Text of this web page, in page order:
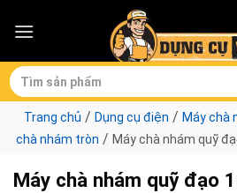
Tìm
kiếm:
Trang chủ / Dụng cụ điện / Máy chà
chà nhám tròn / Máy chà nhám quỹ
Máy chà nhám quỹ đạo